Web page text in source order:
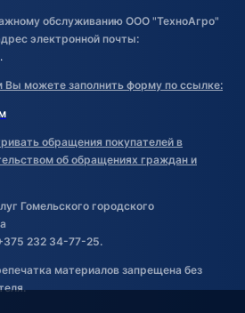
обслуживанию ООО "ТехноАгро"
электронной почты:
.
Вы можете заполнить форму по ссылке:
обращения покупателей в
об обращениях граждан и
Гомельского городского
232 34-77-25.
материалов запрещена без